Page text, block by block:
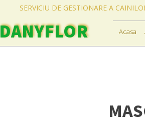
SERVICIU DE GESTIONARE A
DANYFLOR Acasa